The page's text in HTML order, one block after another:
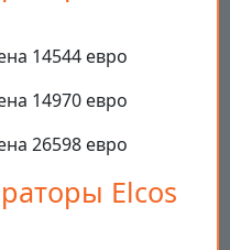
14544 евро
14970 евро
26598 евро
Elcos